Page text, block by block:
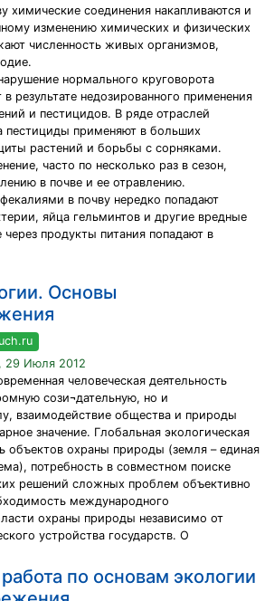
химические соединения накапливаются и
изменению химических и физических
численность живых организмов,
нормального круговорота
результате недозированного применения
и пестицидов. В ряде отраслей
пестициды применяют в больших
растений и борьбы с сорняками.
часто по несколько раз в сезон,
в почве и ее отравлению.
в почву нередко попадают
яйца гельминтов и другие вредные
продукты питания попадают в
Основы
29 Июля 2012
человеческая деятельность
сози¬дательную, но и
взаимодействие общества и природы
значение. Глобальная экологическая
объектов охраны природы (земля – единая
потребность в совместном поиске
решений сложных проблем объективно
международного
охраны природы независимо от
устройства государств. О
по основам экологии